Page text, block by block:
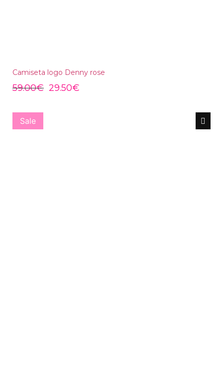
Camiseta logo Denny rose
59.00€ 29.50€
Sale